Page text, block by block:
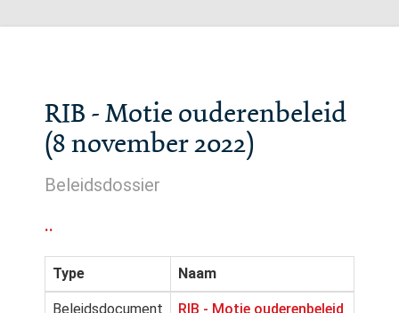
RIB - Motie ouderenbeleid
(8 november 2022)
Beleidsdossier
..
Type Naam
Beleidsdocument
RIB - Motie ouderenbeleid